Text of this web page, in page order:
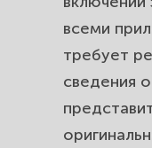
всеми
требует
сведения